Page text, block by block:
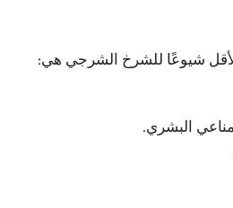
شيوعًا للشرخ الشرجي هي:
البشري.